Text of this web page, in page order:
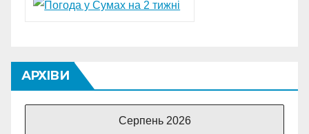
АРХІВИ
Серпень 2026